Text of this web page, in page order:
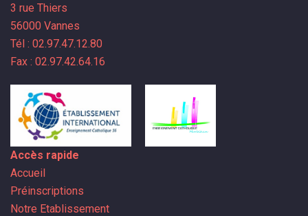
3 rue Thiers
56000 Vannes
Tél : 02.97.47.12.80
Fax : 02.97.42.64.16
Accès rapide
Accueil
Préinscriptions
Notre Etablissement